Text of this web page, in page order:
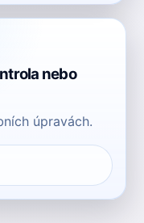
nebo
úpravách.